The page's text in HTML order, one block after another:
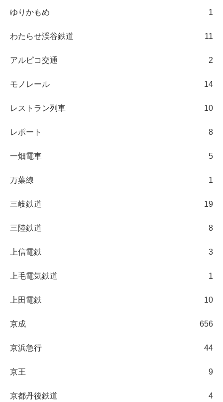
ゆりかもめ 1
わたらせ渓谷鉄道 11
アルピコ交通 2
モノレール 14
レストラン列車 10
レポート 8
一畑電車 5
万葉線 1
三岐鉄道 19
三陸鉄道 8
上信電鉄 3
上毛電気鉄道 1
上田電鉄 10
京成 656
京浜急行 44
京王 9
京都丹後鉄道 4